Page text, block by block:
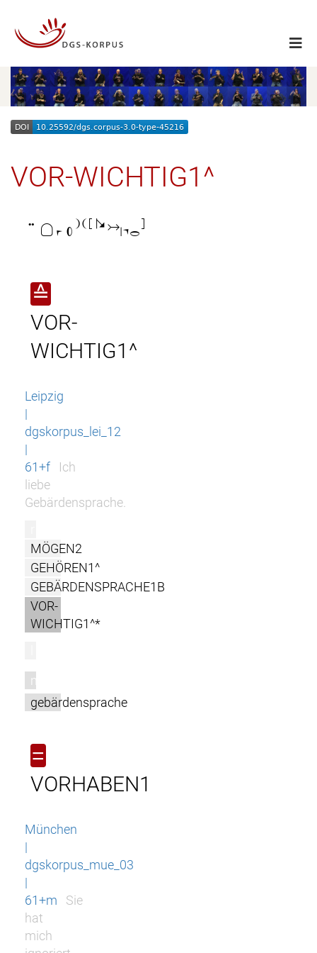
VOR-WICHTIG1^

≙
VOR-
WICHTIG1^
Leipzig
|
dgskorpus_lei_12
|
61+f
Ich
liebe
Gebärdensprache.
MÖGEN2
GEHÖREN1^
GEBÄRDENSPRACHE1B
VOR-
WICHTIG1^*
m
gebärdensprache
=
VORHABEN1
München
|
dgskorpus_mue_03
|
61+m
Sie
hat
mich